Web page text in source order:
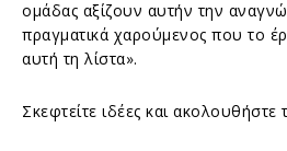
ομάδας αξίζουν αυτήν την
πραγματικά χαρούμενος που το
αυτή τη λίστα».
Σκεφτείτε ιδέες και ακολουθήστε